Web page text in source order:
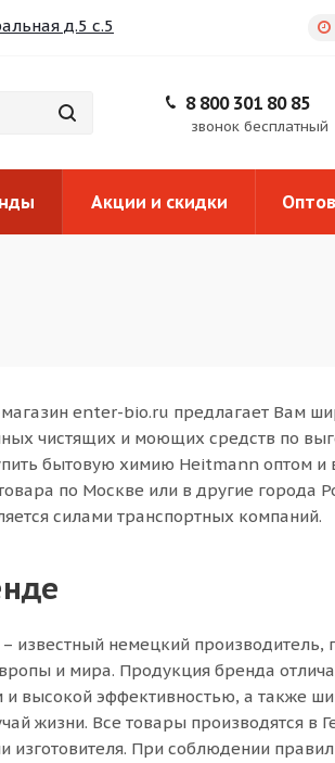
д.5 с.5
8 800 301 80 85
звонок бесплатный
Акции и скидки
enter-bio.ru предлагает Вам
чистящих и моющих средств по
бытовую химию Heitmann оптом и
по Москве или в другие города
силами транспортных компаний.
известный немецкий производитель,
и мира. Продукция бренда
и высокой эффективностью, а также
жизни. Все товары производятся в
изготовителя. При соблюдении